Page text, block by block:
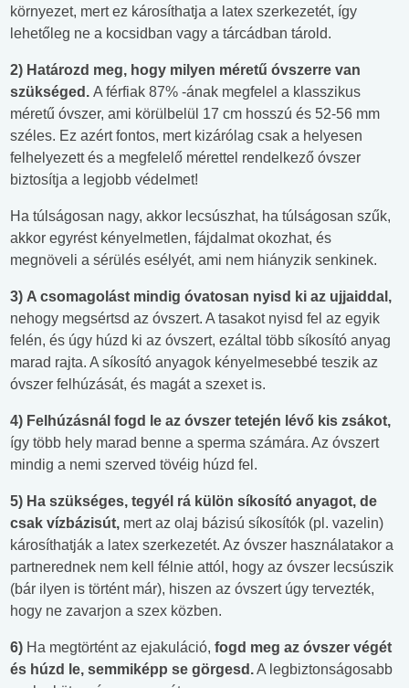
környezet, mert ez károsíthatja a latex szerkezetét, így
lehetőleg ne a kocsidban vagy a tárcádban tárold.
2) Határozd meg, hogy milyen méretű óvszerre van
szükséged. A férfiak 87% -ának megfelel a klasszikus
méretű óvszer, ami körülbelül 17 cm hosszú és 52-56 mm
széles. Ez azért fontos, mert kizárólag csak a helyesen
felhelyezett és a megfelelő mérettel rendelkező óvszer
biztosítja a legjobb védelmet!
Ha túlságosan nagy, akkor lecsúszhat, ha túlságosan szűk,
akkor egyrést kényelmetlen, fájdalmat okozhat, és
megnöveli a sérülés esélyét, ami nem hiányzik senkinek.
3) A csomagolást mindig óvatosan nyisd ki az ujjaiddal,
nehogy megsértsd az óvszert. A tasakot nyisd fel az egyik
felén, és úgy húzd ki az óvszert, ezáltal több síkosító anyag
marad rajta. A síkosító anyagok kényelmesebbé teszik az
óvszer felhúzását, és magát a szexet is.
4) Felhúzásnál fogd le az óvszer tetején lévő kis zsákot,
így több hely marad benne a sperma számára. Az óvszert
mindig a nemi szerved tövéig húzd fel.
5) Ha szükséges, tegyél rá külön síkosító anyagot, de
csak vízbázisút, mert az olaj bázisú síkosítók (pl. vazelin)
károsíthatják a latex szerkezetét. Az óvszer használatakor a
partnerednek nem kell félnie attól, hogy az óvszer lecsúszik
(bár ilyen is történt már), hiszen az óvszert úgy tervezték,
hogy ne zavarjon a szex közben.
6) Ha megtörtént az ejakuláció, fogd meg az óvszer végét
és húzd le, semmiképp se görgesd.A legbiztonságosabb